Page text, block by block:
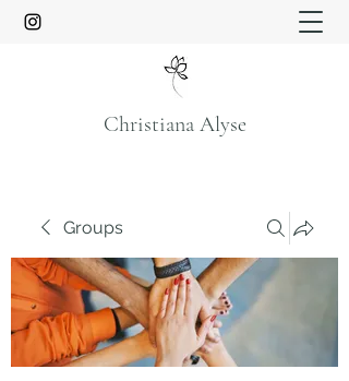
Christiana Alyse
Groups